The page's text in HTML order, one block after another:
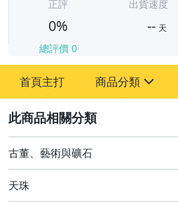
正評
0%
總評價 0
出貨速度
-- 天
首頁主打 商品分類
其它
[全店] 追蹤本賣場立減60元【粉絲轉
古董、藝術與礦石
天珠